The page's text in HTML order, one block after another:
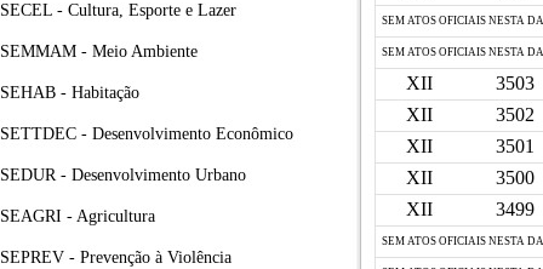
SECEL - Cultura, Esporte e Lazer
SEMMAM - Meio Ambiente
SEHAB - Habitação
SETTDEC - Desenvolvimento Econômico
SEDUR - Desenvolvimento Urbano
SEAGRI - Agricultura
SEPREV - Prevenção à Violência
SEM ATOS OFICIAIS NESTA
SEM ATOS OFICIAIS NESTA
XII
3503
XII
3502
XII
3501
XII
3500
XII
3499
SEM ATOS OFICIAIS NESTA